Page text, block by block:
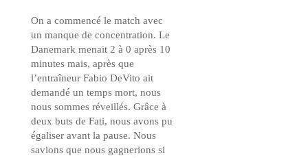
On a commencé le match avec
un manque de concentration. Le
Danemark menait 2 à 0 après 10
minutes mais, après que
l’entraîneur Fabio DeVito ait
demandé un temps mort, nous
nous sommes réveillés. Grâce à
deux buts de Fati, nous avons pu
égaliser avant la pause. Nous
savions que nous gagnerions si